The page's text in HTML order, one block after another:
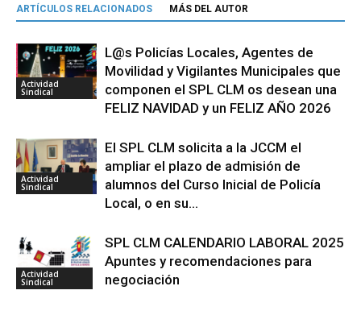
ARTÍCULOS RELACIONADOS MÁS DEL AUTOR
Actividad
Sindical
L@s Policías Locales, Agentes de
Movilidad y Vigilantes Municipales que
componen el SPL CLM os desean una
FELIZ NAVIDAD y un FELIZ AÑO 2026
Actividad
Sindical
El SPL CLM solicita a la JCCM el
ampliar el plazo de admisión de
alumnos del Curso Inicial de Policía
Local, o en su...
Actividad
Sindical
SPL CLM CALENDARIO LABORAL 2025
Apuntes y recomendaciones para
negociación